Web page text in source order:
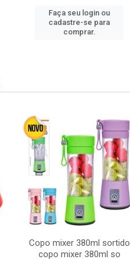
Faça seu login ou
cadastre-se para
comprar.
Copo mixer 380ml sortido
copo mixer 380ml so